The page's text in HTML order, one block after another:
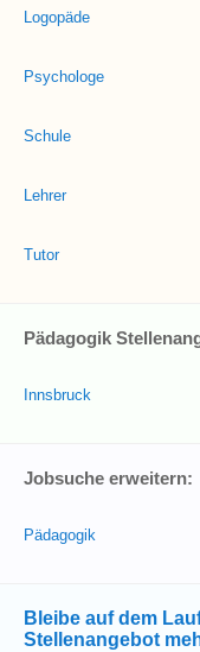
Logopäde
Psychologe
Schule
Lehrer
Tutor
Pädagogik
Innsbruck
Jobsuche erweitern:
Pädagogik
Bleibe auf dem
Stellenangebot